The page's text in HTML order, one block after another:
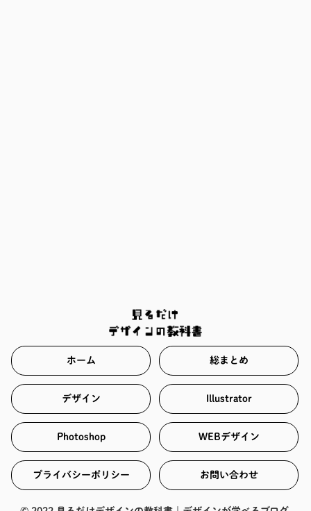
ホーム 総まとめ
デザイン Illustrator
Photoshop WEBデザイン
プライバシーポリシー お問い合わせ